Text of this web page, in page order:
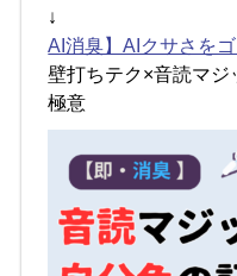
↓
AI消臭】AIクサさをゴ
壁打ちテク×音読マジ
極意